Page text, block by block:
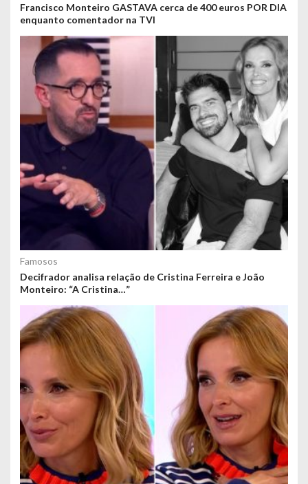
Francisco Monteiro GASTAVA cerca de 400 euros POR DIA
enquanto comentador na TVI
Famosos
Decifrador analisa relação de Cristina Ferreira e João
Monteiro: “A Cristina…”